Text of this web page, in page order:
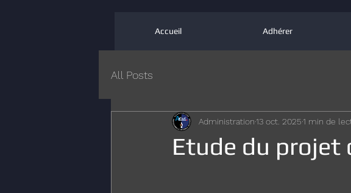
Accueil Adhérer
All Posts
Etude du projet
Administration 13 oct. 2025 1 min de